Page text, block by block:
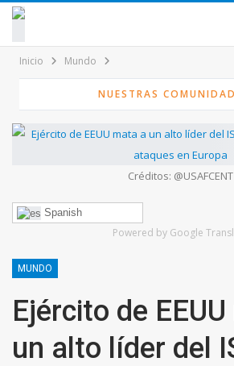
contenido
Inicio Mundo
NUESTRAS
Créditos: @USAFCENT
Spanish
Powered by Google
MUNDO
Ejército de
un alto líder del